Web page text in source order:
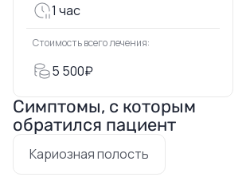
1 час
Стоимость всего лечения:
5 500₽
Симптомы, с которым
обратился пациент
Кариозная полость